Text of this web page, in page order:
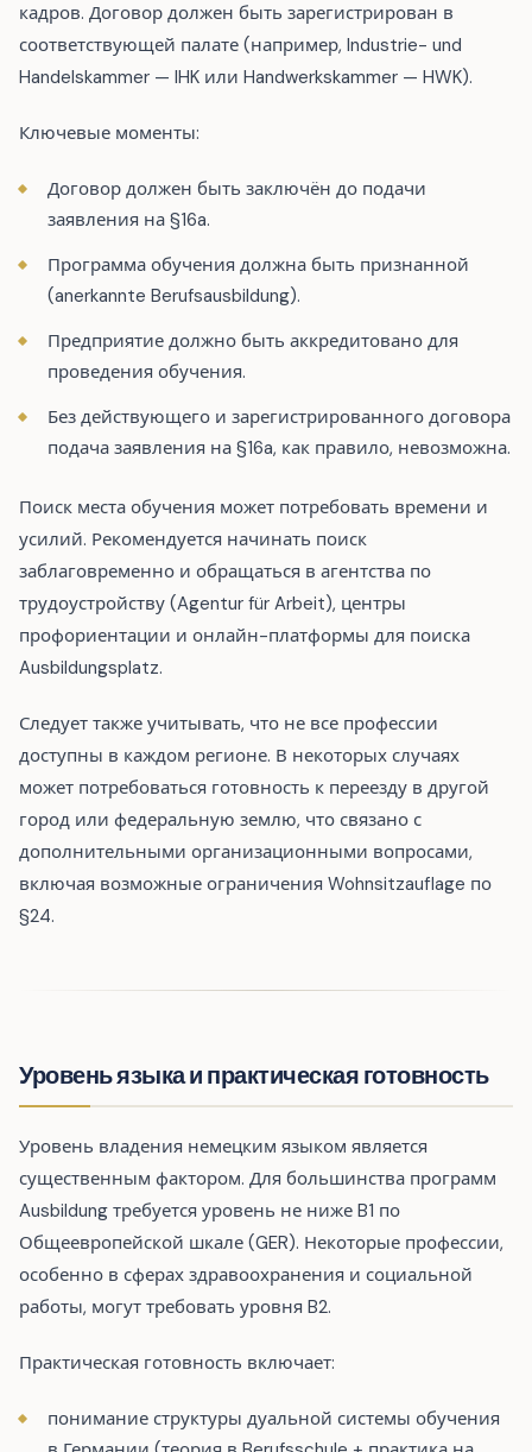
кадров. Договор должен быть зарегистрирован в
соответствующей палате (например, Industrie- und
Handelskammer — IHK или Handwerkskammer — HWK).
Ключевые моменты:
Договор должен быть заключён до подачи
заявления на §16a.
Программа обучения должна быть признанной
(anerkannte Berufsausbildung).
Предприятие должно быть аккредитовано для
проведения обучения.
Без действующего и зарегистрированного договора
подача заявления на §16a, как правило, невозможна.
Поиск места обучения может потребовать времени и
усилий. Рекомендуется начинать поиск
заблаговременно и обращаться в агентства по
трудоустройству (Agentur für Arbeit), центры
профориентации и онлайн-платформы для поиска
Ausbildungsplatz.
Следует также учитывать, что не все профессии
доступны в каждом регионе. В некоторых случаях
может потребоваться готовность к переезду в другой
город или федеральную землю, что связано с
дополнительными организационными вопросами,
включая возможные ограничения Wohnsitzauflage по
§24.
Уровень языка и практическая готовность
Уровень владения немецким языком является
существенным фактором. Для большинства программ
Ausbildung требуется уровень не ниже B1 по
Общеевропейской шкале (GER). Некоторые профессии,
особенно в сферах здравоохранения и социальной
работы, могут требовать уровня B2.
Практическая готовность включает:
понимание структуры дуальной системы обучения